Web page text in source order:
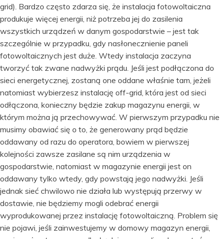
grid). Bardzo często zdarza się, że instalacja fotowoltaiczna
produkuje więcej energii, niż potrzeba jej do zasilenia
wszystkich urządzeń w danym gospodarstwie – jest tak
szczególnie w przypadku, gdy nasłonecznienie paneli
fotowoltaicznych jest duże. Wtedy instalacja zaczyna
tworzyć tak zwane nadwyżki prądu. Jeśli jest podłączona do
sieci energetycznej, zostaną one oddane właśnie tam, jeżeli
natomiast wybierzesz instalację off-grid, która jest od sieci
odłączona, konieczny będzie zakup magazynu energii, w
którym można ją przechowywać. W pierwszym przypadku nie
musimy obawiać się o to, że generowany prąd będzie
oddawany od razu do operatora, bowiem w pierwszej
kolejności zawsze zasilane są nim urządzenia w
gospodarstwie, natomiast w magazynie energii jest on
oddawany tylko wtedy, gdy powstają jego nadwyżki. Jeśli
jednak sieć chwilowo nie działa lub występują przerwy w
dostawie, nie będziemy mogli odebrać energii
wyprodukowanej przez instalację fotowoltaiczną. Problem się
nie pojawi, jeśli zainwestujemy w domowy magazyn energii,